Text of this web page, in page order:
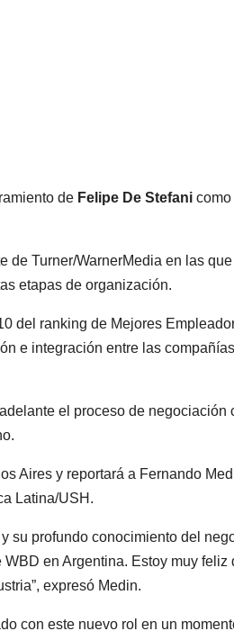
de Felipe De Stefani como
de Turner/WarnerMedia en las
etapas de organización.
del ranking de Mejores
e integración entre las
el proceso de negociación
Aires y reportará a Fernando
Latina/USH.
su profundo conocimiento del
en Argentina. Estoy muy feliz
expresó Medin.
con este nuevo rol en un